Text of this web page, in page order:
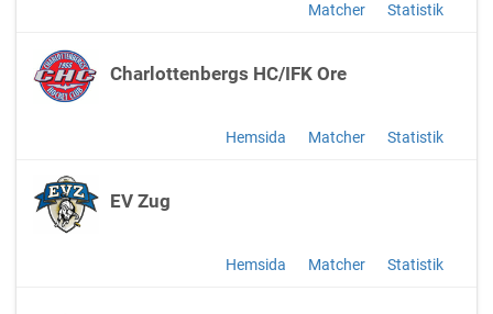
Matcher Statistik
Charlottenbergs HC/IFK Ore
Hemsida Matcher Statistik
EV Zug
Hemsida Matcher Statistik